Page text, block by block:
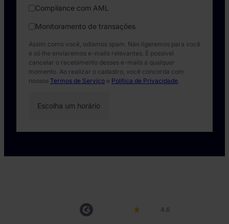
Compliance com AML
Monitoramento de transações
Assim como você, odiamos spam. Não ligaremos para você
e só lhe enviaremos e-mails relevantes. É possível
cancelar o recebimento desses e-mails a qualquer
momento. Ao realizar o cadastro, você concorda com
nossos Termos de Serviço e Política de Privacidade
4.6